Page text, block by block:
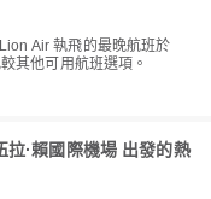
其他可用航班選項。
·賴國際機場 出發的熱